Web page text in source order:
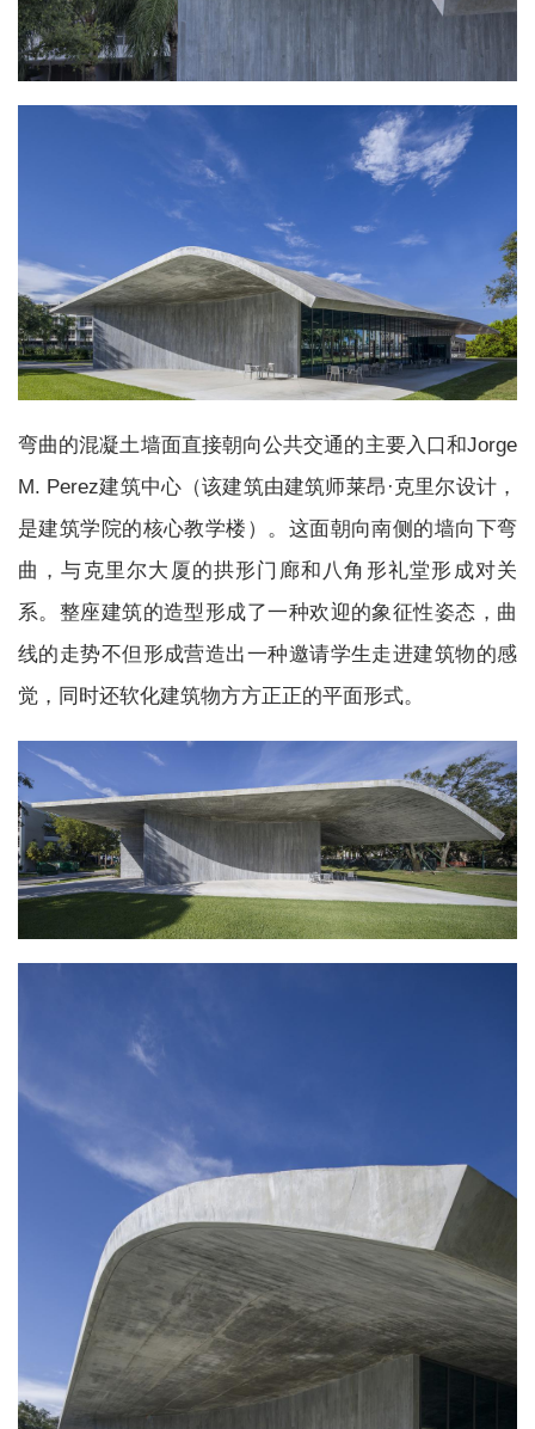
弯曲的混凝土墙面直接朝向公共交通的主要入口和Jorge
M. Perez建筑中心（该建筑由建筑师莱昂·克里尔设计，
是建筑学院的核心教学楼）。这面朝向南侧的墙向下弯
曲，与克里尔大厦的拱形门廊和八角形礼堂形成对关
系。整座建筑的造型形成了一种欢迎的象征性姿态，曲
线的走势不但形成营造出一种邀请学生走进建筑物的感
觉，同时还软化建筑物方方正正的平面形式。